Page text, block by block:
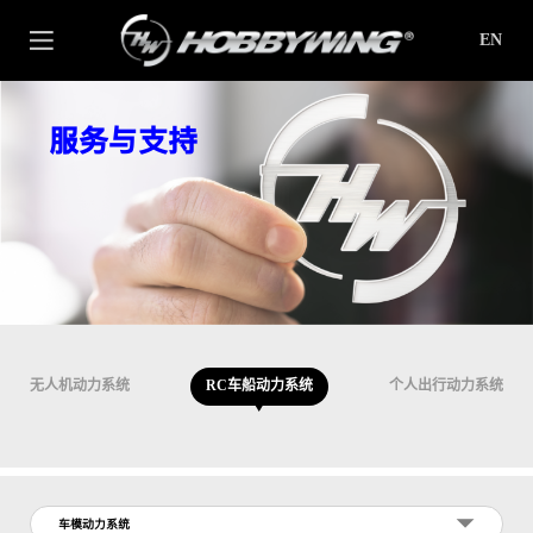
EN
服务与支持
无人机动力系统 RC车船动力系统 个人出行动力系统
车模动力系统